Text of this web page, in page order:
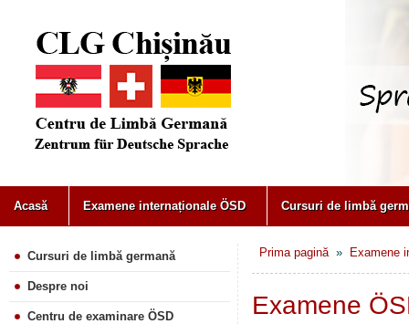
Acasă Examene internaționale ÖSD Cursuri de limbă
Cursuri de limbă germană
Despre noi
Centru de examinare ÖSD
Prima pagină» Examene
Examene